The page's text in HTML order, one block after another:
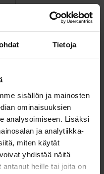
Tietoja
sisällön ja mainosten
ominaisuuksien
analysoimiseen. Lisäksi
ja analytiikka-
miten käytät
yhdistää näitä
heille tai joita on
leikkauksen jälkeen
vanhuksille, lapsille
leikkauksen jälkeen
hapenannon